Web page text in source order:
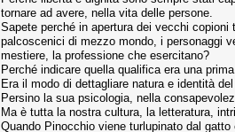
tornare ad avere, nella vita delle persone.
Sapete perché in apertura dei vecchi
palcoscenici di mezzo mondo, i personaggi
mestiere, la professione che esercitano?
Perché indicare quella qualifica era una
Era il modo di dettagliare natura e identità
Persino la sua psicologia, nella
Ma è tutta la nostra cultura, la letteratura,
Quando Pinocchio viene turlupinato dal